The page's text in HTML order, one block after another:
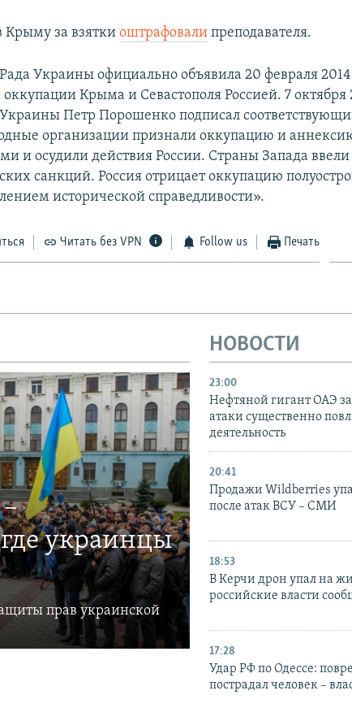
Крыму за взяткиоштрафовали преподавателя.
Украины официально объявила 20 февраля
Крыма и Севастополя Россией. 7 октября
Петр Порошенко подписал
организации признали оккупацию и
и осудили действия России. Страны Запада ввели
санкций. Россия отрицает оккупацию
исторической справедливости».
Читать без VPN Follow us Печать
украинцы
прав украинской
НОВОСТИ
23:00
Нефтяной гигант ОАЭ
атаки существенно
деятельность
20:41
Продажи Wildberries
после атак ВСУ – СМИ
18:53
В Керчи дрон упал на
российские власти
17:28
Удар РФ по Одессе:
пострадал человек –